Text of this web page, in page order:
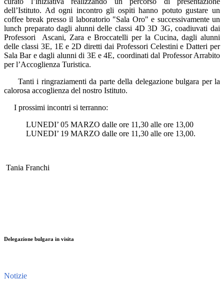
dell’Istituto. Ad ogni incontro gli ospiti hanno potuto gustare un
coffee break presso il laboratorio "Sala Oro" e successivamente un
lunch preparato dagli alunni delle classi 4D 3D 3G, coadiuvati dai
Professori Ascani, Zara e Broccatelli per la Cucina, dagli alunni
delle classi 3E, 1E e 2D diretti dai Professori Celestini e Datteri per
Sala Bar e dagli alunni di 3E e 4E, coordinati dal Professor Arrabito
per l’Accoglienza Turistica.
Tanti i ringraziamenti da parte della delegazione bulgara per la
calorosa accoglienza del nostro Istituto.
I prossimi incontri si terranno:
LUNEDI’ 05 MARZO dalle ore 11,30 alle ore 13,00
LUNEDI’ 19 MARZO dalle ore 11,30 alle ore 13,00.
Tania Franchi
Delegazione bulgara in visita
Notizie